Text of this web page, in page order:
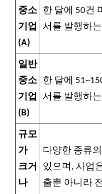
중소
기업
(A)
한 달에 50건
서를 발행하
일반
중소
기업
(B)
한 달에
서를 발행하
규모
가
크거
나
다양한 종류
있으며, 사업
출뿐 아니라